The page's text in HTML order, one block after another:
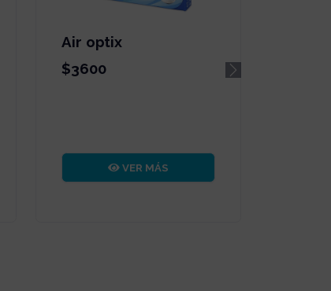
Air optix
$3600
VER MÁS
Next